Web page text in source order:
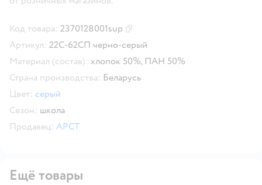
Код товара: 2370128001sup
Артикул: 22С-62СП черно-серый
Материал (состав): хлопок 50%, ПАН 50%
Страна производства: Беларусь
Цвет: серый
Сезон: школа
Продавец: АРСТ
Ещё товары